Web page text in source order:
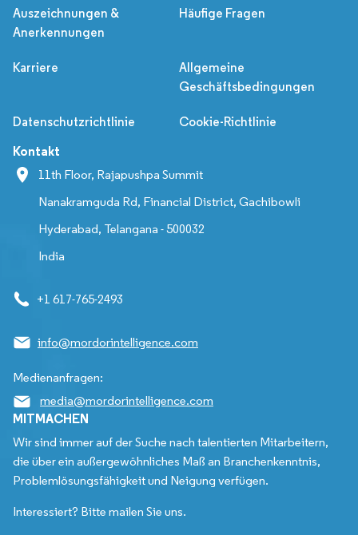
Auszeichnungen &
Anerkennungen
Häufige Fragen
Karriere
Allgemeine
Geschäftsbedingungen
Datenschutzrichtlinie Cookie-Richtlinie
Kontakt
11th Floor, Rajapushpa Summit
Nanakramguda Rd, Financial District, Gachibowli
Hyderabad, Telangana - 500032
India
+1 617-765-2493
info@mordorintelligence.com
Medienanfragen:
media@mordorintelligence.com
MITMACHEN
Wir sind immer auf der Suche nach talentierten Mitarbeitern,
die über ein außergewöhnliches Maß an Branchenkenntnis,
Problemlösungsfähigkeit und Neigung verfügen.
Interessiert? Bitte mailen Sie uns.